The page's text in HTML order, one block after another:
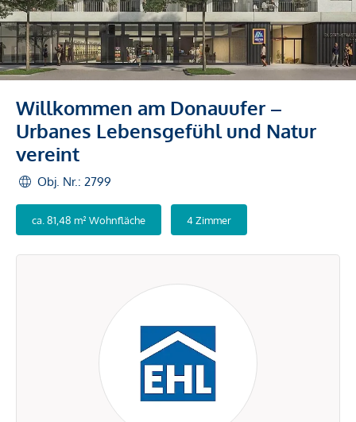
Willkommen am Donauufer –
Urbanes Lebensgefühl und Natur
vereint
Obj. Nr.: 2799
ca. 81,48 m² Wohnfläche 4 Zimmer